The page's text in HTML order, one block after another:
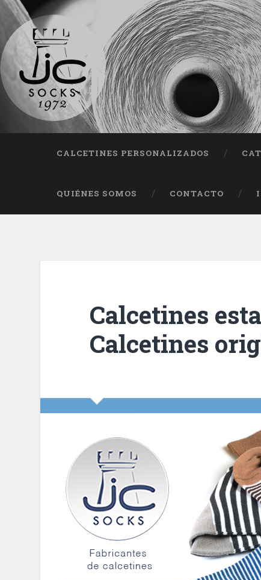
CALCETINES PERSONALIZADOS
QUIÉNES SOMOS CONTACTO
Calcetines
Calcetines